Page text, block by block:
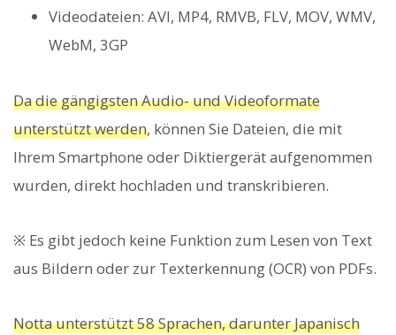
Videodateien: AVI, MP4, RMVB, FLV, MOV, WMV,
WebM, 3GP
Da die gängigsten Audio- und Videoformate
unterstützt werden, können Sie Dateien, die mit
Ihrem Smartphone oder Diktiergerät aufgenommen
wurden, direkt hochladen und transkribieren.
※ Es gibt jedoch keine Funktion zum Lesen von Text
aus Bildern oder zur Texterkennung (OCR) von PDFs.
Notta unterstützt 58 Sprachen, darunter Japanisch